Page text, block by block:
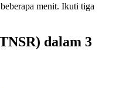
menit. Ikuti tiga
dalam 3